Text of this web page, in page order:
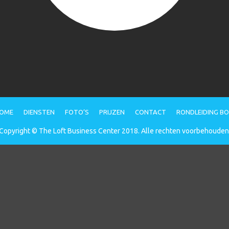
DIENSTEN FOTO’S PRIJZEN CONTACT RONDLEIDING
© The Loft Business Center 2018. Alle rechten